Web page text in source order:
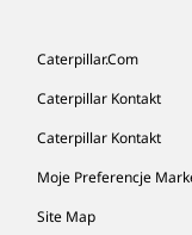
Caterpillar.com
Caterpillar Kontakt
Caterpillar Kontakt
Moje Preferencje
Site Map